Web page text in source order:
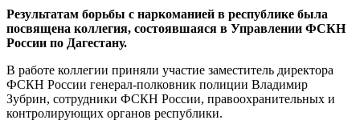
Результатам борьбы с наркоманией в республике была
посвящена коллегия, состоявшаяся в Управлении ФСКН
России по Дагестану.
В работе коллегии приняли участие заместитель директора
ФСКН России генерал-полковник полиции Владимир
Зубрин, сотрудники ФСКН России, правоохранительных и
контролирующих органов республики.